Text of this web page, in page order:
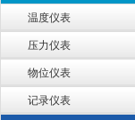
温度仪表
压力仪表
物位仪表
记录仪表